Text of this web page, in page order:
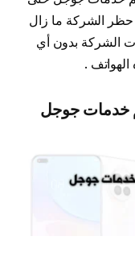
حظر الشركة ما زال
الشركة بدون أي
.
خدمات جوجل